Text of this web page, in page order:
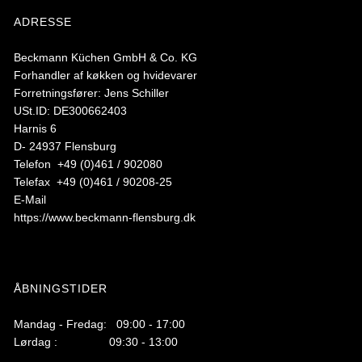
ADRESSE
Beckmann Küchen GmbH & Co. KG
Forhandler af køkken og hvidevarer
Forretningsfører: Jens Schiller
USt.ID: DE300662403
Harnis 6
D- 24937 Flensburg
Telefon +49 (0)461 / 902080
Telefax +49 (0)461 / 90208-25
E-Mail
https://www.beckmann-flensburg.dk
ÅBNINGSTIDER
Mandag - Fredag: 09:00 - 17:00
Lørdag : 09:30 - 13:00